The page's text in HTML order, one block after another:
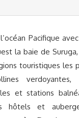
Pacifique
la baie de
touristiques les
verdoyantes,
et stations
hôtels et